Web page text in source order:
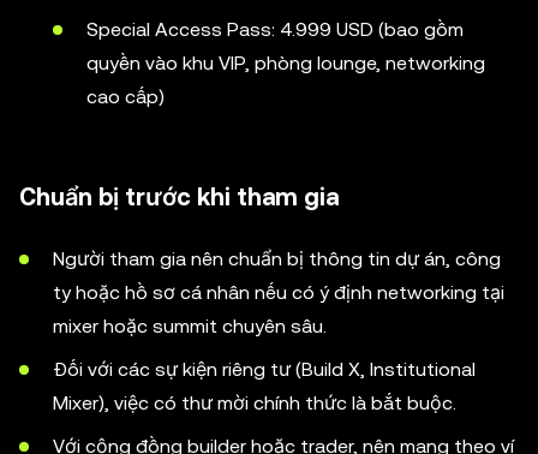
Special Access Pass: 4.999 USD (bao gồm
quyền vào khu VIP, phòng lounge, networking
cao cấp)
Chuẩn bị trước khi tham gia
Người tham gia nên chuẩn bị thông tin dự án, công
ty hoặc hồ sơ cá nhân nếu có ý định networking tại
mixer hoặc summit chuyên sâu.
Đối với các sự kiện riêng tư (Build X, Institutional
Mixer), việc có thư mời chính thức là bắt buộc.
Với cộng đồng builder hoặc trader, nên mang theo ví